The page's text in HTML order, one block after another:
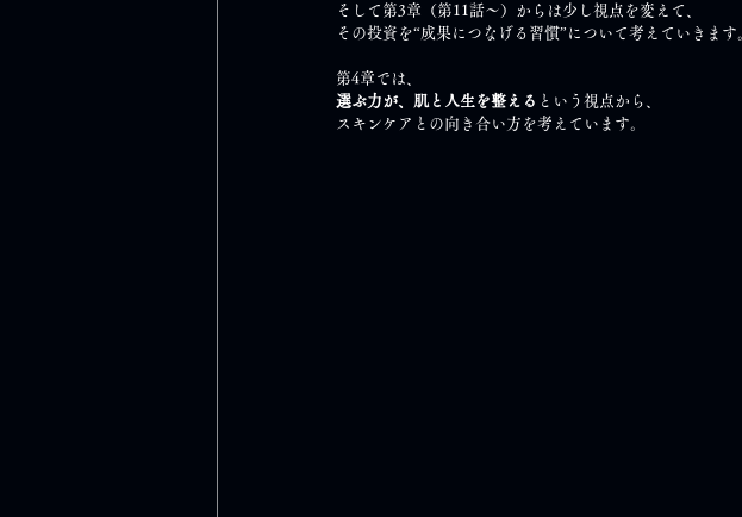
そして第3章（第11話～）からは少し視点を変えて、
その投資を“成果につなげる習慣”について考えていきます
第4章では、
選ぶ力が、肌と人生を整える という視点から、
スキンケアとの向き合い方を考えています。